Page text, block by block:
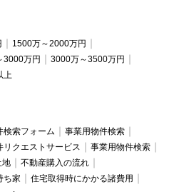
1500万～2000万円
3000万円
3000万～3500万円
上
検索フォーム
事業用物件検索
リクエストサービス
事業用物件検索
地
不動産購入の流れ
ち家
住宅取得時にかかる諸費用